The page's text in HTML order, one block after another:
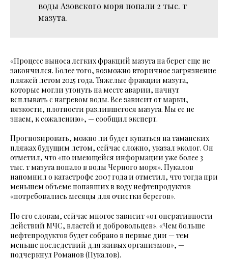
воды Азовского моря попали 2 тыс. т
мазута.
«Процесс выноса легких фракций мазута на берег еще не
закончился. Более того, возможно вторичное загрязнение
пляжей летом 2025 года. Тяжелые фракции мазута,
которые могли утонуть на месте аварии, начнут
всплывать с нагревом воды. Все зависит от марки,
вязкости, плотности разлившегося мазута. Мы ее не
знаем, к сожалению», — сообщил эксперт.
Прогнозировать, можно ли будет купаться на таманских
пляжах будущим летом, сейчас сложно, указал эколог. Он
отметил, что «по имеющейся информации уже более 3
тыс. т мазута попало в воды Черного моря». Пукалов
напомнил о катастрофе 2007 года и отметил, что тогда при
меньшем объеме попавших в воду нефтепродуктов
«потребовались месяцы для очистки берегов».
По его словам, сейчас многое зависит «от оперативности
действий МЧС, властей и добровольцев». «Чем больше
нефтепродуктов будет собрано в первые дни — тем
меньше последствий для живых организмов», —
подчеркнул Романов (Пукалов).